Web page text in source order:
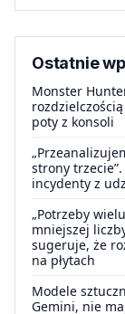
Ostatnie
Monster
poty z konsoli
strony
incydenty z
„Potrzeby
mniejszej
sugeruje, że
na płytach
Modele
Gemini, nie